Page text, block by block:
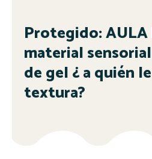
Protegido: AULA
material
de gel ¿ a quién
textura?